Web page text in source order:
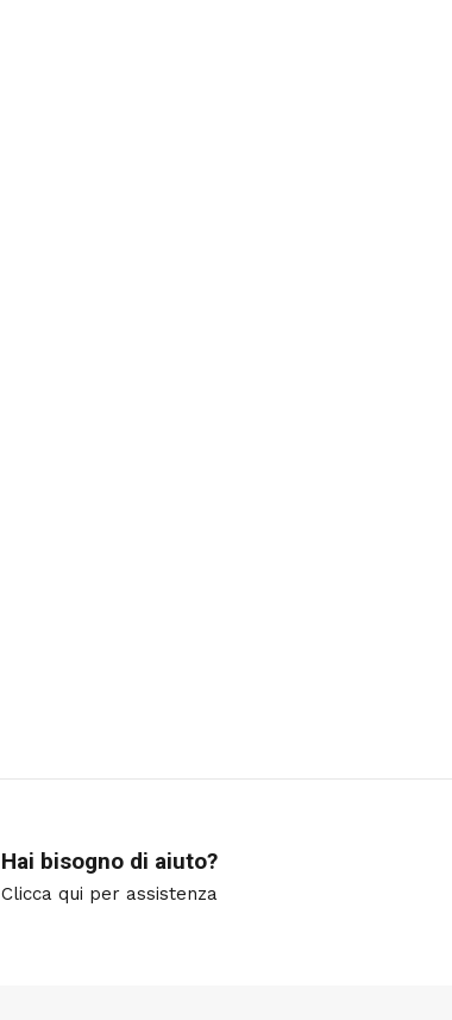
Hai bisogno di aiuto?
Clicca qui per assistenza